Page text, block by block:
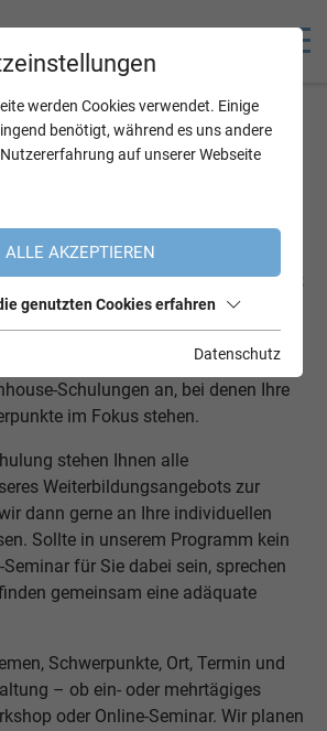
OVE Startseite
OVE Academy
–
auf die
Ihres Unternehmens
eine gezielte und praxisnahe
Wir bieten
Schulungen an, bei denen Ihre
im Fokus stehen.
stehen Ihnen alle
Weiterbildungsangebots zur
dann gerne an Ihre individuellen
Sollte in unserem Programm kein
für Sie dabei sein, sprechen
gemeinsam eine adäquate
Schwerpunkte, Ort, Termin und
– ob ein- oder mehrtägiges
oder Online-Seminar. Wir planen
werden Cookies verwendet. Einige
benötigt, während es uns andere
auf unserer Webseite
ALLE AKZEPTIEREN
genutzten Cookies erfahren
Datenschutz